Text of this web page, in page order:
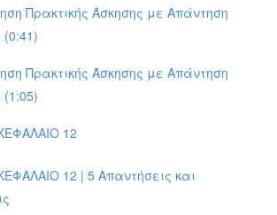
Πρακτικής Άσκησης με Απάντηση
Πρακτικής Άσκησης με Απάντηση
12
12 | 5 Απαντήσεις και